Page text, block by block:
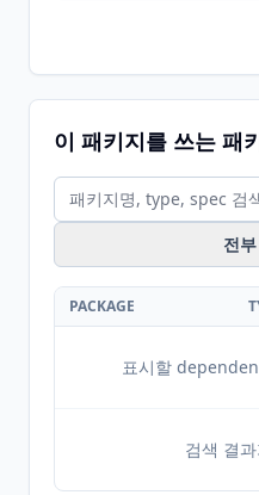
이 패키지를 쓰는 패
전
PACKAGE
표시할
검색 결